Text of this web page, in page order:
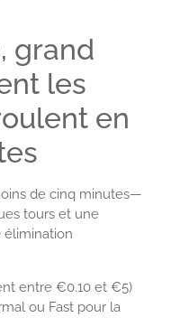
grand
les
en
de cinq minutes—
tours et une
élimination
entre €0.10 et €5)
ou Fast pour la